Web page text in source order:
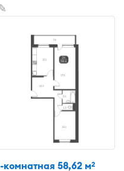
комнатная 58,62 м2